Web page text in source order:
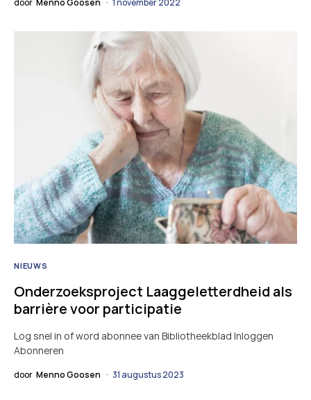
door Menno Goosen 1 november 2022
NIEUWS
Onderzoeksproject Laaggeletterdheid als
barrière voor participatie
Log snel in of word abonnee van Bibliotheekblad Inloggen
Abonneren
door Menno Goosen 31 augustus 2023